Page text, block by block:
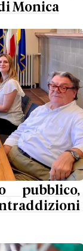
Monica
pubblico,